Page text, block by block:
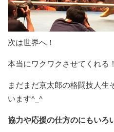
次は世界へ！
本当にワクワクさせてくれる！
まだまだ京太郎の格闘技人生
います^_^
協力や応援の仕方のにもいろ